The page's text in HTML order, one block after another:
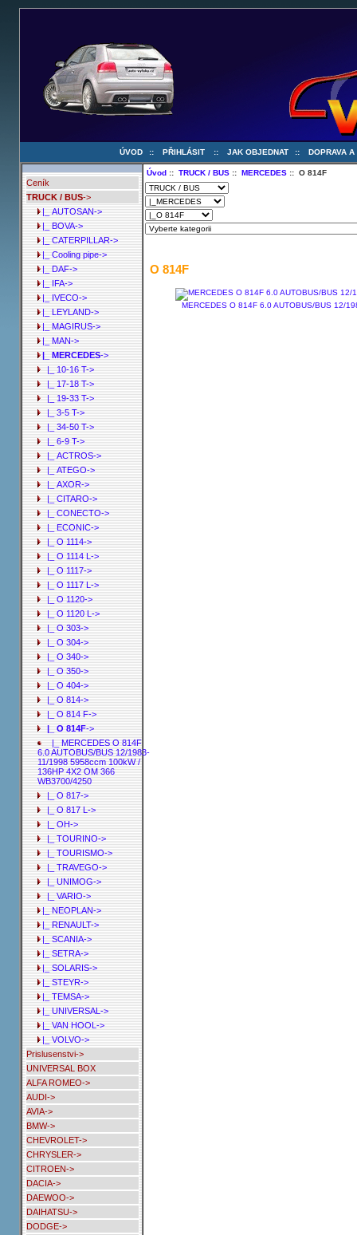
ÚVOD :: PŘIHLÁSIT :: JAK OBJEDNAT :: DOPRAVA A
Ceník
TRUCK / BUS->
|_ AUTOSAN->
|_ BOVA->
|_ CATERPILLAR->
|_ Cooling pipe->
|_ DAF->
|_ IFA->
|_ IVECO->
|_ LEYLAND->
|_ MAGIRUS->
|_ MAN->
|_ MERCEDES->
|_ 10-16 T->
|_ 17-18 T->
|_ 19-33 T->
|_ 3-5 T->
|_ 34-50 T->
|_ 6-9 T->
|_ ACTROS->
|_ ATEGO->
|_ AXOR->
|_ CITARO->
|_ CONECTO->
|_ ECONIC->
|_ O 1114->
|_ O 1114 L->
|_ O 1117->
|_ O 1117 L->
|_ O 1120->
|_ O 1120 L->
|_ O 303->
|_ O 304->
|_ O 340->
|_ O 350->
|_ O 404->
|_ O 814->
|_ O 814 F->
|_ O 814F->
|_ MERCEDES O 814F
6.0 AUTOBUS/BUS 12/1983-
11/1998 5958ccm 100kW /
136HP 4X2 OM 366
WB3700/4250
|_ O 817->
|_ O 817 L->
|_ OH->
|_ TOURINO->
|_ TOURISMO->
|_ TRAVEGO->
|_ UNIMOG->
|_ VARIO->
|_ NEOPLAN->
|_ RENAULT->
|_ SCANIA->
|_ SETRA->
|_ SOLARIS->
|_ STEYR->
|_ TEMSA->
|_ UNIVERSAL->
|_ VAN HOOL->
|_ VOLVO->
Prislusenstvi->
UNIVERSAL BOX
ALFA ROMEO->
AUDI->
AVIA->
BMW->
CHEVROLET->
CHRYSLER->
CITROEN->
DACIA->
DAEWOO->
DAIHATSU->
DODGE->
Úvod ::TRUCK / BUS ::MERCEDES :: O 814F
O 814F
MERCEDES O 814F 6.0 AUTOBUS/BUS 12/